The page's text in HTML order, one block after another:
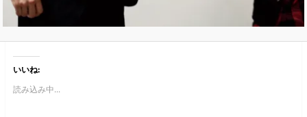
いいね:
読み込み中...